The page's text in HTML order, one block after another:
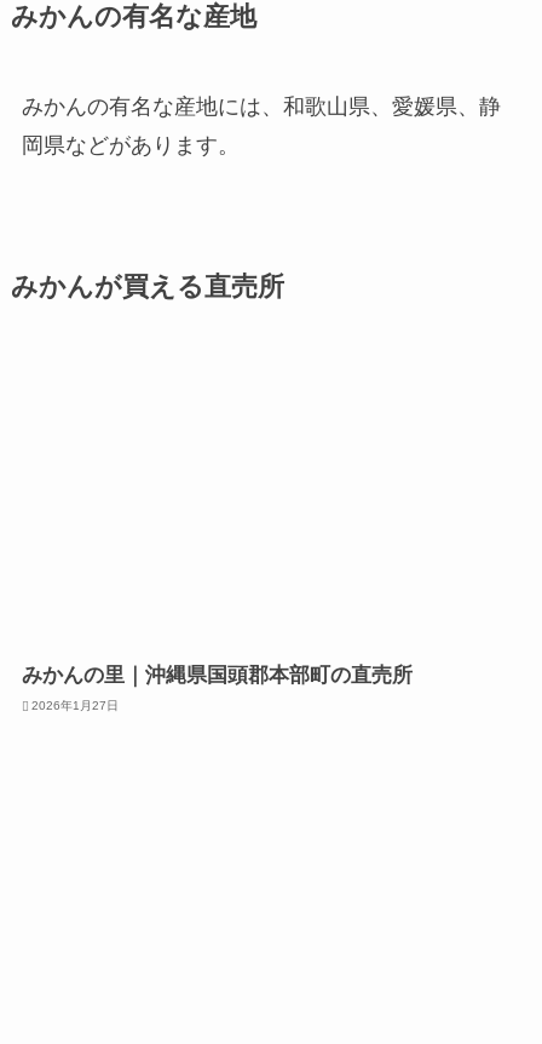
みかんの有名な産地
みかんの有名な産地には、和歌山県、愛媛県、静
岡県などがあります。
みかんが買える直売所
みかんの里｜沖縄県国頭郡本部町の直売所
2026年1月27日